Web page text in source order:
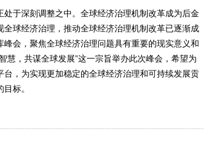
于深刻调整之中。全球经济治理机制改革成为后金
球经济治理，推动全球经济治理机制改革已逐渐成
会，聚焦全球经济治理问题具有重要的现实意义和
慧，共谋全球发展”这一宗旨举办此次峰会，希望为
，为实现更加稳定的全球经济治理和可持续发展贡
标。